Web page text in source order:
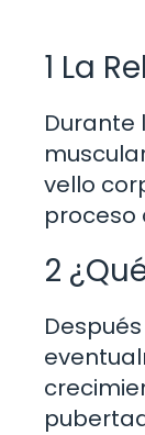
1 La
Durante
vello
proceso
2